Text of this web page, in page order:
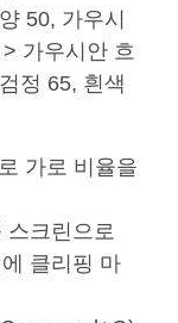
50, 가우시
가우시안 흐
정 65, 흰색
가로 비율을
스크린으로
클리핑 마